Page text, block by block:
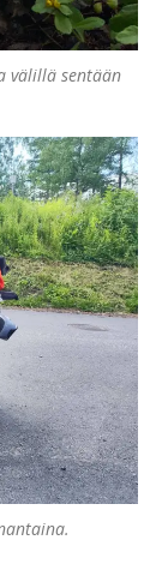
välillä sentään